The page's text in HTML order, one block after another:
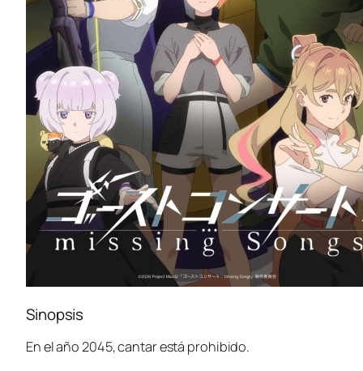
Sinopsis
En el año 2045, cantar está prohibido.